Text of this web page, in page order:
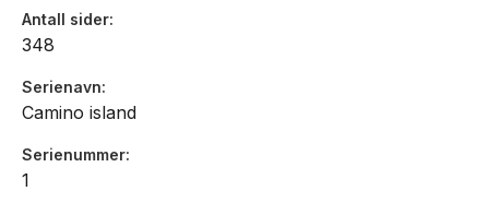
Antall sider
348
Serienavn
Camino island
Serienummer
1